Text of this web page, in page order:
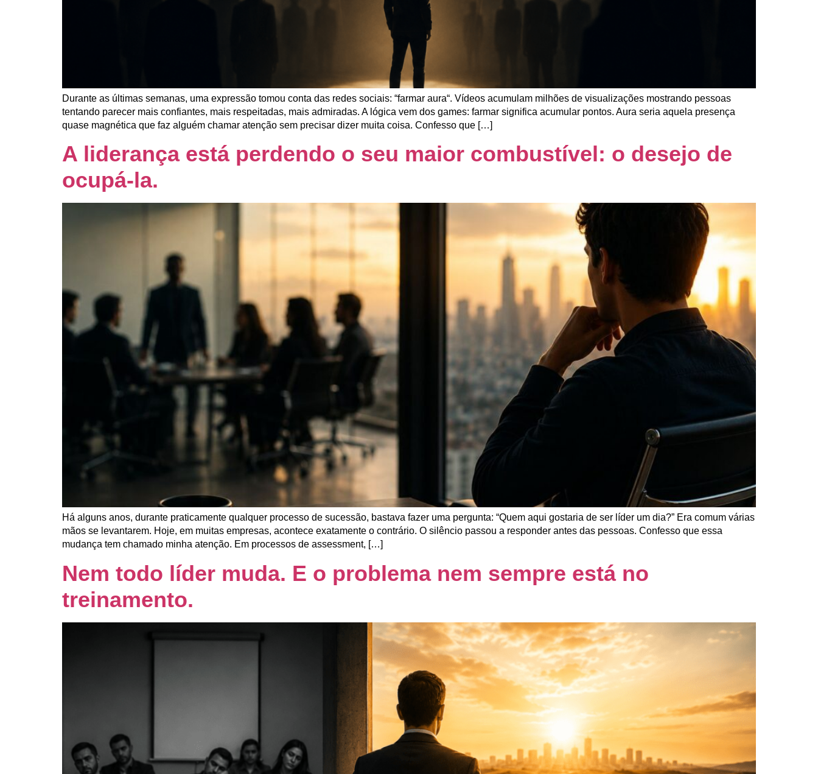
Durante as últimas semanas, uma expressão tomou conta das redes sociais: “farmar aura“. Vídeos acumulam milhões de visualizações mostrando pessoas
tentando parecer mais confiantes, mais respeitadas, mais admiradas. A lógica vem dos games: farmar significa acumular pontos. Aura seria aquela presença
quase magnética que faz alguém chamar atenção sem precisar dizer muita coisa. Confesso que […]
A liderança está perdendo o seu maior combustível: o desejo de
ocupá-la.
Há alguns anos, durante praticamente qualquer processo de sucessão, bastava fazer uma pergunta: “Quem aqui gostaria de ser líder um dia?” Era comum várias
mãos se levantarem. Hoje, em muitas empresas, acontece exatamente o contrário. O silêncio passou a responder antes das pessoas. Confesso que essa
mudança tem chamado minha atenção. Em processos de assessment, […]
Nem todo líder muda. E o problema nem sempre está no
treinamento.